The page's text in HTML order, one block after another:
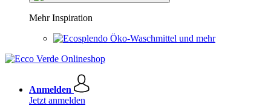
Mehr Inspiration
Öko-Waschmittel und mehr
Anmelden
Jetzt anmelden